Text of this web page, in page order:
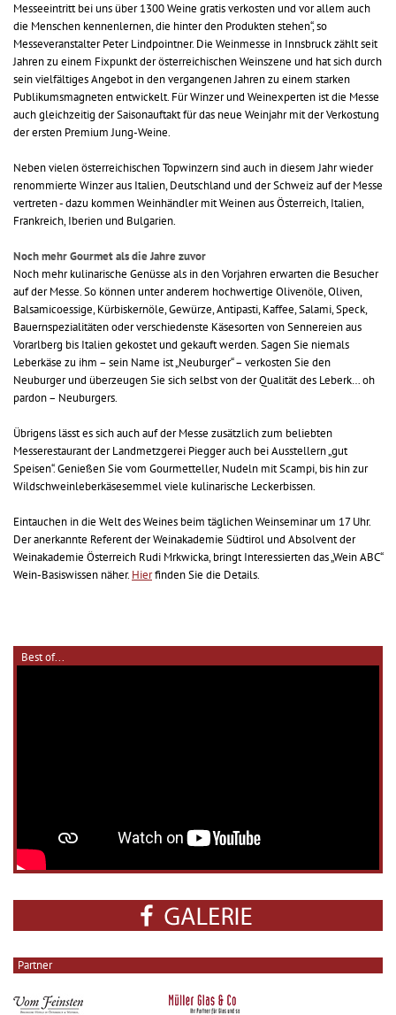
Messeeintritt bei uns über 1300 Weine gratis verkosten und vor allem auch
die Menschen kennenlernen, die hinter den Produkten stehen“, so
Messeveranstalter Peter Lindpointner. Die Weinmesse in Innsbruck zählt seit
Jahren zu einem Fixpunkt der österreichischen Weinszene und hat sich durch
sein vielfältiges Angebot in den vergangenen Jahren zu einem starken
Publikumsmagneten entwickelt. Für Winzer und Weinexperten ist die Messe
auch gleichzeitig der Saisonauftakt für das neue Weinjahr mit der Verkostung
der ersten Premium Jung-Weine.
Neben vielen österreichischen Topwinzern sind auch in diesem Jahr wieder
renommierte Winzer aus Italien, Deutschland und der Schweiz auf der Messe
vertreten - dazu kommen Weinhändler mit Weinen aus Österreich, Italien,
Frankreich, Iberien und Bulgarien.
Noch mehr Gourmet als die Jahre zuvor
Noch mehr kulinarische Genüsse als in den Vorjahren erwarten die Besucher
auf der Messe. So können unter anderem hochwertige Olivenöle, Oliven,
Balsamicoessige, Kürbiskernöle, Gewürze, Antipasti, Kaffee, Salami, Speck,
Bauernspezialitäten oder verschiedenste Käsesorten von Sennereien aus
Vorarlberg bis Italien gekostet und gekauft werden. Sagen Sie niemals
Leberkäse zu ihm – sein Name ist „Neuburger“ – verkosten Sie den
Neuburger und überzeugen Sie sich selbst von der Qualität des Leberk… oh
pardon – Neuburgers.
Übrigens lässt es sich auch auf der Messe zusätzlich zum beliebten
Messerestaurant der Landmetzgerei Piegger auch bei Ausstellern „gut
Speisen“. Genießen Sie vom Gourmetteller, Nudeln mit Scampi, bis hin zur
Wildschweinleberkäsesemmel viele kulinarische Leckerbissen.
Eintauchen in die Welt des Weines beim täglichen Weinseminar um 17 Uhr.
Der anerkannte Referent der Weinakademie Südtirol und Absolvent der
Weinakademie Österreich Rudi Mrkwicka, bringt Interessierten das „Wein ABC“
Wein-Basiswissen näher. Hierfinden Sie die Details.
Best of...
Partner